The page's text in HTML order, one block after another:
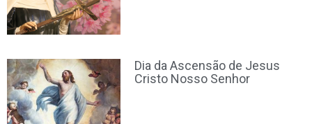
Dia da Ascensão de Jesus
Cristo Nosso Senhor